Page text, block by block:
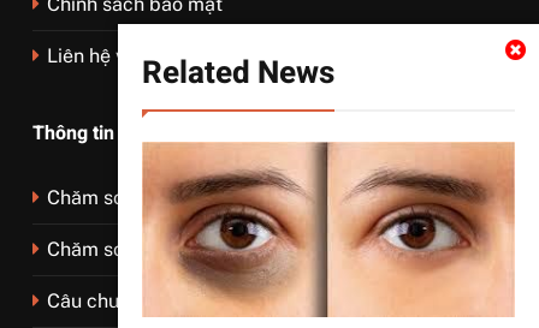
Related News
Liên hệ với chúng tôi
Thông tin liên hệ
Chăm sóc da mặt
Chăm sóc da body
Câu chuyện về da